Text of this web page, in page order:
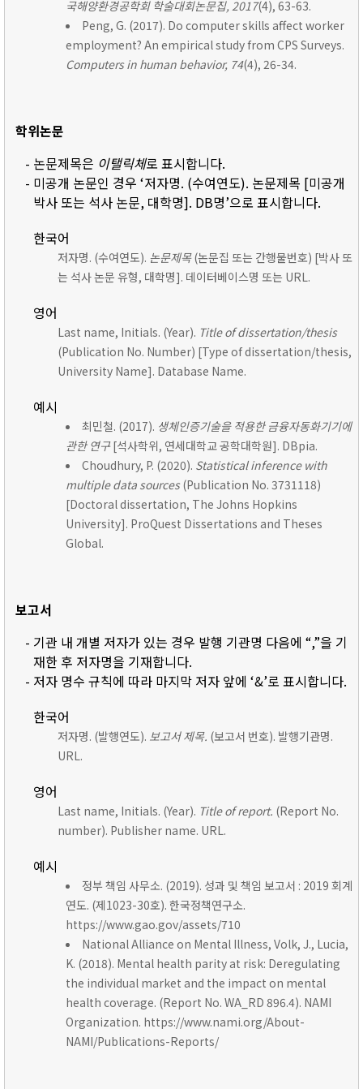
국해양환경공학회 학술대회논문집, 2017(4), 63-63.
Peng, G. (2017). Do computer skills affect worker
employment? An empirical study from CPS Surveys.
Computers in human behavior, 74(4), 26-34.
학위논문
- 논문제목은 이탤릭체로 표시합니다.
- 미공개 논문인 경우 ‘저자명. (수여연도). 논문제목 [미공개
박사 또는 석사 논문, 대학명]. DB명’으로 표시합니다.
한국어
저자명. (수여연도). 논문제목(논문집 또는 간행물번호) [박사 또
는 석사 논문 유형, 대학명]. 데이터베이스명 또는 URL.
영어
Last name, Initials. (Year). Title of dissertation/thesis
(Publication No. Number) [Type of dissertation/thesis,
University Name]. Database Name.
예시
최민철. (2017). 생체인증기술을 적용한 금융자동화기기에
관한 연구[석사학위, 연세대학교 공학대학원]. DBpia.
Choudhury, P. (2020). Statistical inference with
multiple data sources(Publication No. 3731118)
[Doctoral dissertation, The Johns Hopkins
University]. ProQuest Dissertations and Theses
Global.
보고서
- 기관 내 개별 저자가 있는 경우 발행 기관명 다음에 “,”을 기
재한 후 저자명을 기재합니다.
- 저자 명수 규칙에 따라 마지막 저자 앞에 ‘&’로 표시합니다.
한국어
저자명. (발행연도). 보고서 제목. (보고서 번호). 발행기관명.
URL.
영어
Last name, Initials. (Year). Title of report. (Report No.
number). Publisher name. URL.
예시
정부 책임 사무소. (2019). 성과 및 책임 보고서 : 2019 회계
연도. (제1023-30호). 한국정책연구소.
https://www.gao.gov/assets/710
National Alliance on Mental Illness, Volk, J., Lucia,
K. (2018). Mental health parity at risk: Deregulating
the individual market and the impact on mental
health coverage. (Report No. WA_RD 896.4). NAMI
Organization. https://www.nami.org/About-
NAMI/Publications-Reports/